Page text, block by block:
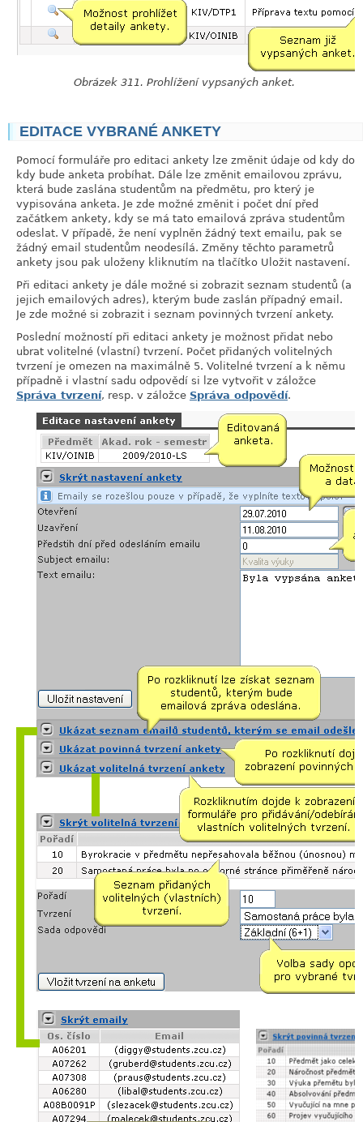
Obrázek 311. Prohlížení vypsaných anket.
EDITACE VYBRANÉ ANKETY
Pomocí formuláře pro editaci ankety lze změnit údaje od kdy do
kdy bude anketa probíhat. Dále lze změnit emailovou zprávu,
která bude zaslána studentům na předmětu, pro který je
vypisována anketa. Je zde možné změnit i počet dní před
začátkem ankety, kdy se má tato emailová zpráva studentům
odeslat. V případě, že není vyplněn žádný text emailu, pak se
žádný email studentům neodesílá. Změny těchto parametrů
ankety jsou pak uloženy kliknutím na tlačítko Uložit nastavení.
Při editaci ankety je dále možné si zobrazit seznam studentů (a
jejich emailových adres), kterým bude zaslán případný email.
Je zde možné si zobrazit i seznam povinných tvrzení ankety.
Poslední možností při editaci ankety je možnost přidat nebo
ubrat volitelné (vlastní) tvrzení. Počet přidaných volitelných
tvrzení je omezen na maximálně 5. Volitelné tvrzení a k němu
případně i vlastní sadu odpovědí si lze vytvořit v záložce
Správa tvrzení, resp. v záložce Správa odpovědí.